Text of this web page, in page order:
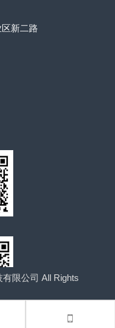
新二路
限公司 All Rights
ICP备2020036632号-1